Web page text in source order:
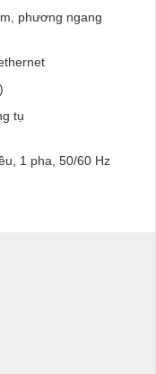
phương ngang
tụ
1 pha, 50/60 Hz